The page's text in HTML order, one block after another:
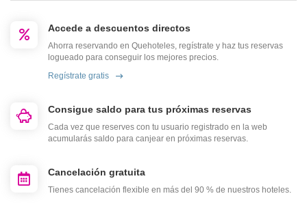
Accede a descuentos directos
Ahorra reservando en Quehoteles, regístrate y haz tus reservas
logueado para conseguir los mejores precios.
Regístrate gratis
Consigue saldo para tus próximas reservas
Cada vez que reserves con tu usuario registrado en la web
acumularás saldo para canjear en próximas reservas.
Cancelación gratuita
Tienes cancelación flexible en más del 90 % de nuestros hoteles.